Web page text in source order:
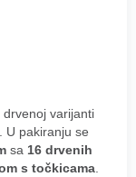
varijanti
U pakiranju se
sa 16 drvenih
s točkicama.